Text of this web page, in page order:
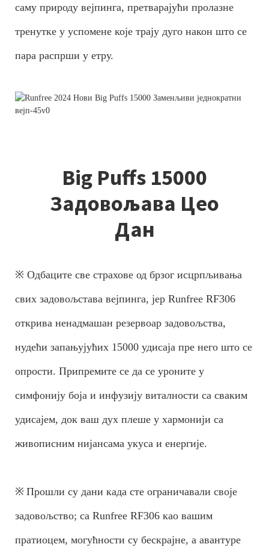
саму природу вејпинга, претварајући пролазне
тренутке у успомене које трају дуго након што се
пара распрши у етру.
Big Puffs 15000
Задовољава Цео
Дан
※ Одбаците све страхове од брзог исцрпљивања
свих задовољстава вејпинга, јер Runfree RF306
открива ненадмашан резервоар задовољства,
нудећи запањујућих 15000 удисаја пре него што се
опрости. Припремите се да се уроните у
симфонију боја и инфузију виталности са сваким
удисајем, док ваш дух плеше у хармонији са
живописним нијансама укуса и енергије.
※ Прошли су дани када сте ограничавали своје
задовољство; са Runfree RF306 као вашим
пратиоцем, могућности су бескрајне, а авантуре